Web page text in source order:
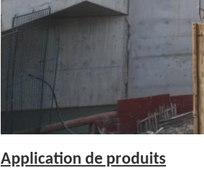
Application de produits